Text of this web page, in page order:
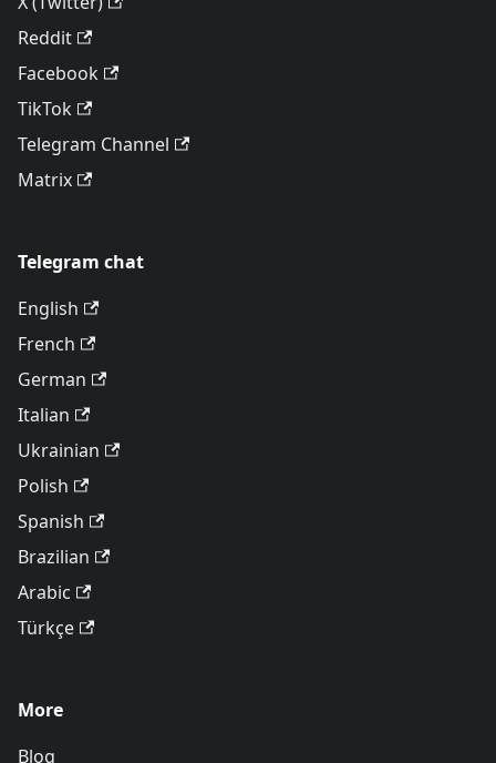
Reddit
Facebook
TikTok
Telegram Channel
Matrix
Telegram chat
English
French
German
Italian
Ukrainian
Polish
Spanish
Brazilian
Arabic
Türkçe
More
Blog